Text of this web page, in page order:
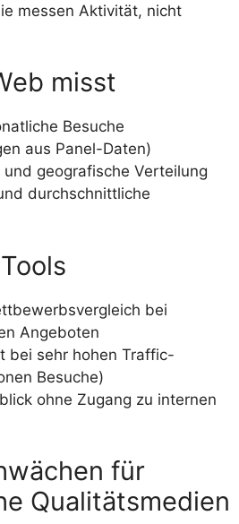
messen Aktivität, nicht
misst
Besuche
aus Panel-Daten)
geografische Verteilung
durchschnittliche
bei
Angeboten
bei sehr hohen Traffic-
Besuche)
ohne Zugang zu internen
für
Qualitätsmedien